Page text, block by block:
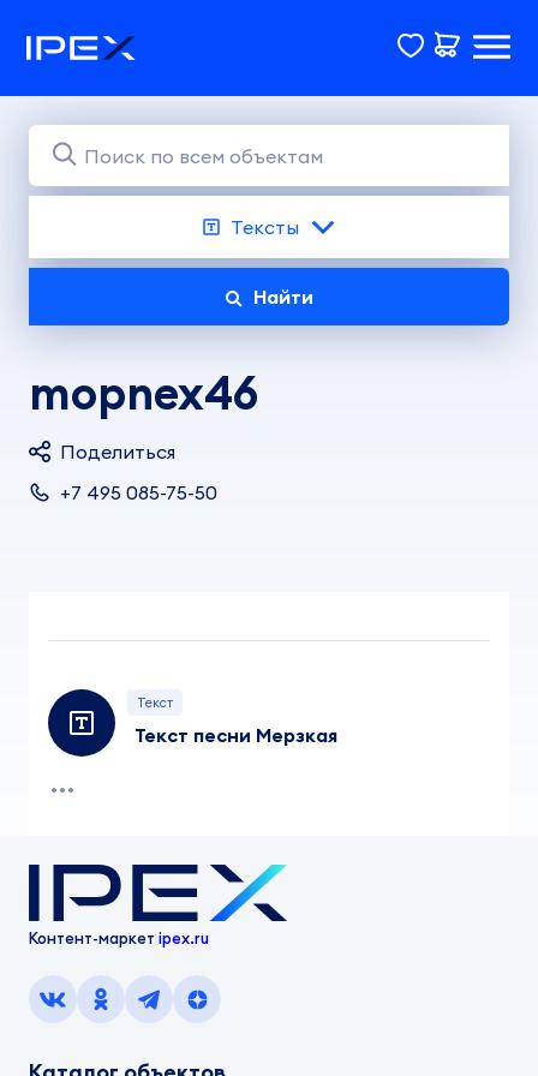
Тексты
Найти
mopnex46
Поделиться
+7 495 085-75-50
Текст
Текст песни Мерзкая
Контент-маркет ipex.ru